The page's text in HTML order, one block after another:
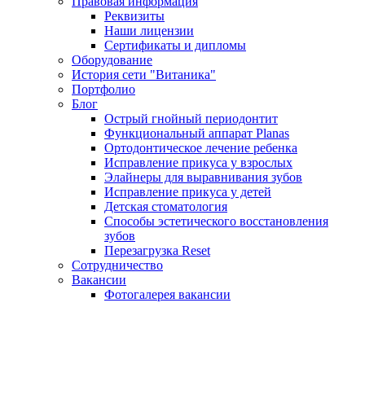
Реквизиты
Наши лицензии
Сертификаты и дипломы
Оборудование
История сети "Витаника"
Портфолио
Блог
Острый гнойный периодонтит
Функциональный аппарат Planas
Ортодонтическое лечение ребенка
Исправление прикуса у взрослых
Элайнеры для выравнивания зубов
Исправление прикуса у детей
Детская стоматология
Способы эстетического восстановления
зубов
Перезагрузка Reset
Сотрудничество
Вакансии
Фотогалерея вакансии